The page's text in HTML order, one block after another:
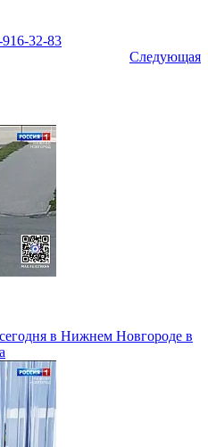
32-83
Следующая
в Нижнем Новгороде в